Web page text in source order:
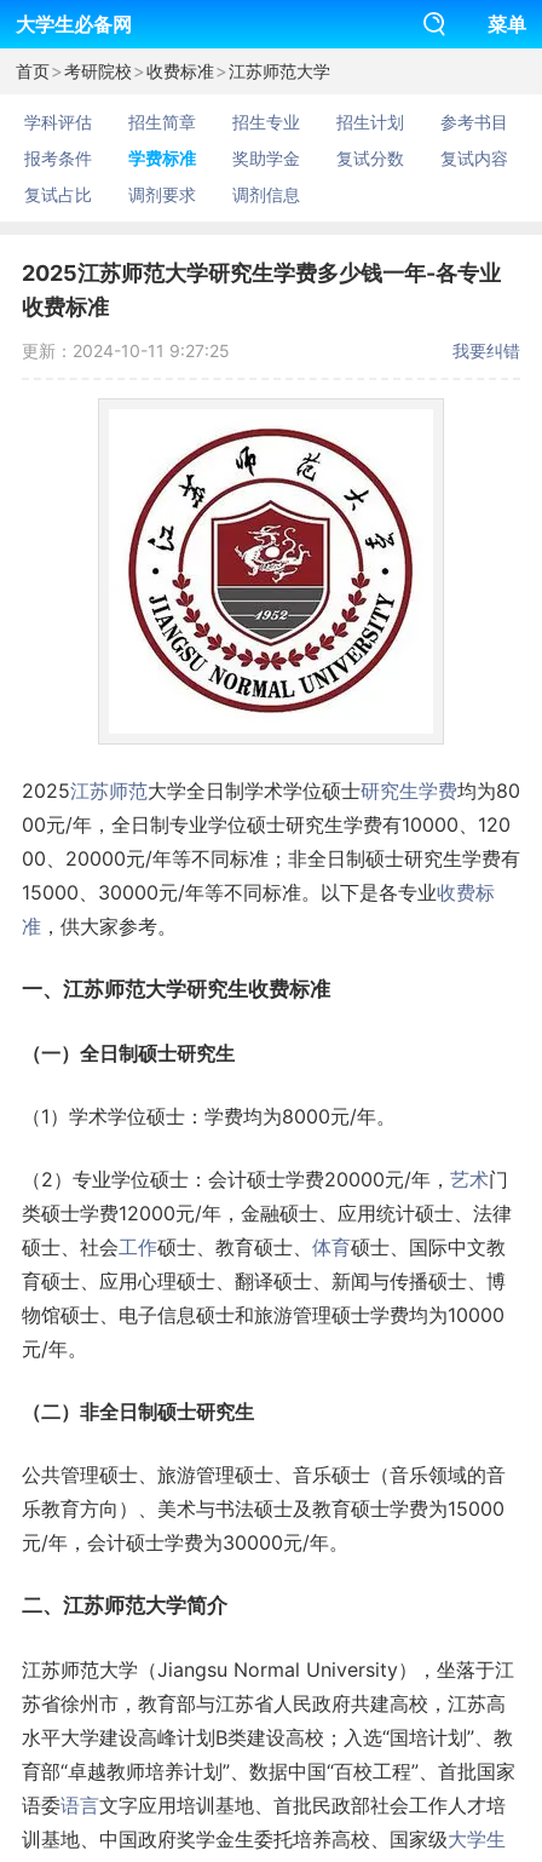
大学生必备网 菜单
首页>考研院校>收费标准>江苏师范大学
学科评估 招生简章 招生专业 招生计划
参考书目
报考条件
学费标准 奖助学金 复试分数
复试内容
复试占比
调剂要求 调剂信息
2025江苏师范大学研究生学费多少钱一年-各专业
收费标准
更新：2024-10-11 9:27:25 我要纠错
2025江苏师范大学全日制学术学位硕士研究生学费均为80
00元/年，全日制专业学位硕士研究生学费有10000、120
00、20000元/年等不同标准；非全日制硕士研究生学费有
15000、30000元/年等不同标准。以下是各专业收费标
准，供大家参考。
一、江苏师范大学研究生收费标准
（一）全日制硕士研究生
（1）学术学位硕士：学费均为8000元/年。
（2）专业学位硕士：会计硕士学费20000元/年， 艺术门
类硕士学费12000元/年，金融硕士、应用统计硕士、法律
硕士、社会工作硕士、教育硕士、 体育硕士、国际中文教
育硕士、应用心理硕士、翻译硕士、新闻与传播硕士、博
物馆硕士、电子信息硕士和旅游管理硕士学费均为10000
元/年。
（二）非全日制硕士研究生
公共管理硕士、旅游管理硕士、音乐硕士（音乐领域的音
乐教育方向）、美术与书法硕士及教育硕士学费为15000
元/年，会计硕士学费为30000元/年。
二、江苏师范大学简介
江苏师范大学（Jiangsu Normal University），坐落于江
苏省徐州市，教育部与江苏省人民政府共建高校，江苏高
水平大学建设高峰计划B类建设高校；入选“国培计划”、教
育部“卓越教师培养计划”、数据中国“百校工程”、首批国家
语委语言文字应用培训基地、首批民政部社会工作人才培
训基地、中国政府奖学金生委托培养高校、国家级大学生